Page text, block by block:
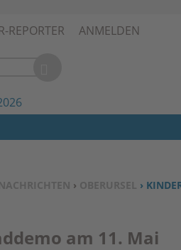
REPORTER ANMELDEN
NACHRICHTEN › OBERURSEL ›
am 11. Mai